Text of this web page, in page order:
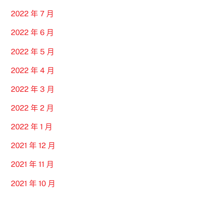
2022 年 7 月
2022 年 6 月
2022 年 5 月
2022 年 4 月
2022 年 3 月
2022 年 2 月
2022 年 1 月
2021 年 12 月
2021 年 11 月
2021 年 10 月